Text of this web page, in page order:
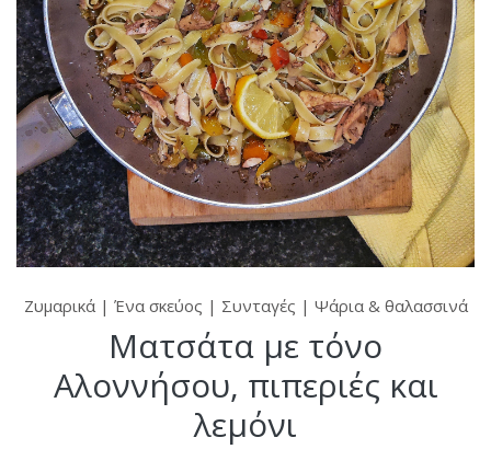
Ζυμαρικά| Ένα σκεύος | Συνταγές | Ψάρια & θαλασσινά
Ματσάτα με τόνο
Αλοννήσου, πιπεριές και
λεμόνι